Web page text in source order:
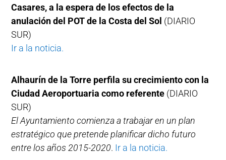
Casares, a la espera de los efectos de la
anulación del POT de la Costa del Sol (DIARIO
SUR)
Ir a la noticia.
Alhaurín de la Torre perfila su crecimiento con la
Ciudad Aeroportuaria como referente (DIARIO
SUR)
El Ayuntamiento comienza a trabajar en un plan
estratégico que pretende planificar dicho futuro
entre los años 2015-2020. Ir a la noticia.